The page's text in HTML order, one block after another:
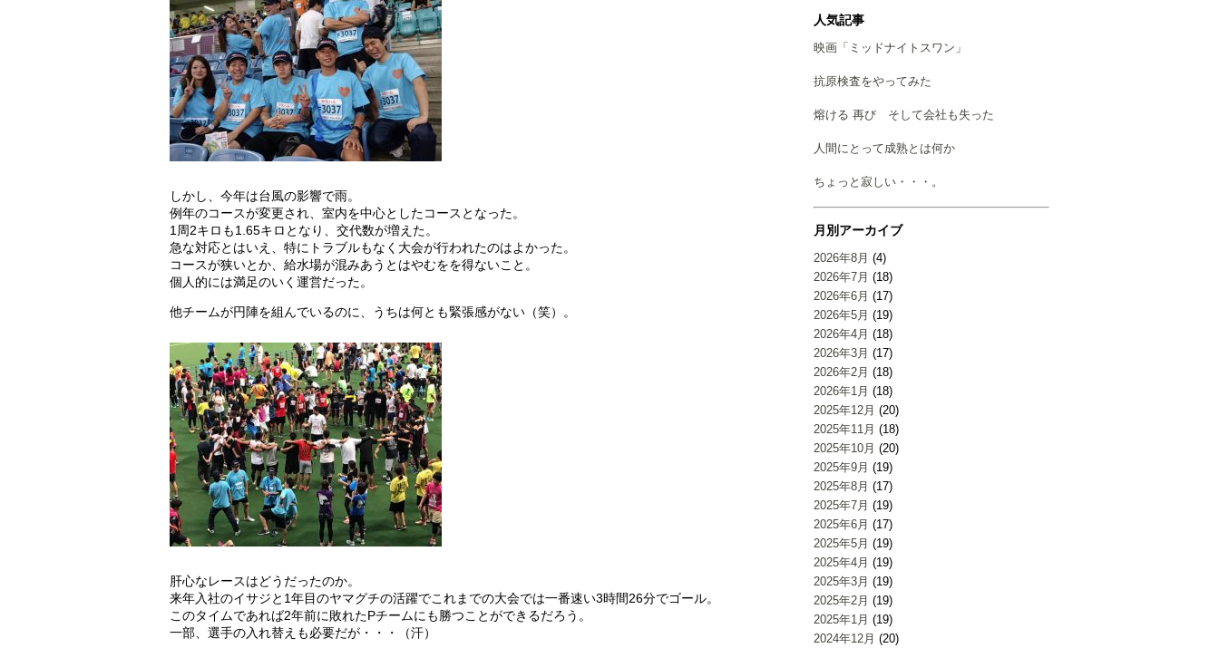
人気記事
映画「ミッドナイトスワン」
抗原検査をやってみた
熔ける 再び そして会社も失った
人間にとって成熟とは何か
ちょっと寂しい・・・。
月別アーカイブ
2026年8月 (4)
2026年7月 (18)
2026年6月 (17)
2026年5月 (19)
2026年4月 (18)
2026年3月 (17)
2026年2月 (18)
2026年1月 (18)
2025年12月 (20)
2025年11月 (18)
2025年10月 (20)
2025年9月 (19)
2025年8月 (17)
2025年7月 (19)
2025年6月 (17)
2025年5月 (19)
2025年4月 (19)
2025年3月 (19)
2025年2月 (19)
2025年1月 (19)
2024年12月 (20)
しかし、今年は台風の影響で雨。
例年のコースが変更され、室内を中心としたコースとなった。
1周2キロも1.65キロとなり、交代数が増えた。
急な対応とはいえ、特にトラブルもなく大会が行われたのはよかった。
コースが狭いとか、給水場が混みあうとはやむをを得ないこと。
個人的には満足のいく運営だった。
他チームが円陣を組んでいるのに、うちは何とも緊張感がない（笑）。
肝心なレースはどうだったのか。
来年入社のイサジと1年目のヤマグチの活躍でこれまでの大会では一番速い3時間26分でゴール。
このタイムであれば2年前に敗れたPチームにも勝つことができるだろう。
一部、選手の入れ替えも必要だが・・・（汗）